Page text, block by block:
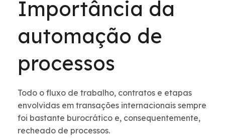
Importância da
automação de
processos
Todo o fluxo de trabalho, contratos e etapas
envolvidas em transações internacionais sempre
foi bastante burocrático e, consequentemente,
recheado de processos.